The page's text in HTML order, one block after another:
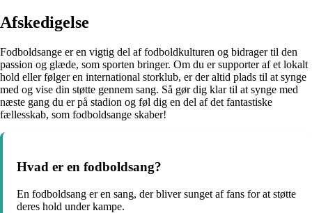
Afskedigelse
Fodboldsange er en vigtig del af fodboldkulturen og bidrager til den
passion og glæde, som sporten bringer. Om du er supporter af et lokalt
hold eller følger en international storklub, er der altid plads til at synge
med og vise din støtte gennem sang. Så gør dig klar til at synge med
næste gang du er på stadion og føl dig en del af det fantastiske
fællesskab, som fodboldsange skaber!
Hvad er en fodboldsang?
En fodboldsang er en sang, der bliver sunget af fans for at støtte
deres hold under kampe.